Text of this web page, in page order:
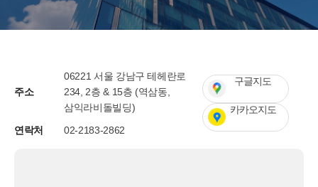
주소
06221 서울 강남구 테헤란로
234, 2층 & 15층 (역삼동,
삼익라비돌빌딩)
연락처
02-2183-2862
구글지도
카카오지도